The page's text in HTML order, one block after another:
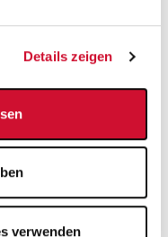
Details zeigen
verwenden